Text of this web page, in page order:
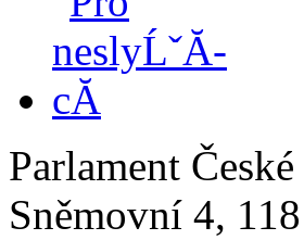
Parlament
Sněmovní 4,